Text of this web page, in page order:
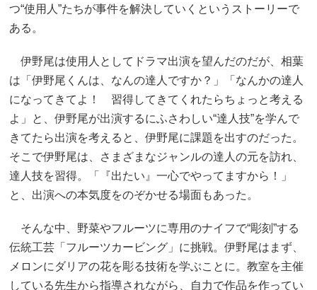
つ“使用人”たちが事件を解決していくというストーリーで
ある。
伊野尾は使用人としてドラマ出演を望んだのだが、相葉
は「伊野尾くんは、なんの達人ですか？」「なんかの達人
になってきてよ！ 習得してきてくれたらちょっと考える
よ」と、伊野尾が出演するにふさわしい“達人技”を学んで
きてたら出演を考えると、伊野尾に課題を出すのだった。
そこで伊野尾は、さまざまなジャンルの達人の元を訪れ、
達人技を習得。「『出たい』一心でやってますから！」
と、出演への本気度をのぞかせる場面もあった。
そんな中、野菜やフルーツに専用のナイフで“彫刻”する
伝統工芸「フルーツカービング」に挑戦。伊野尾はまず、
メロンにダリアの花を彫る技術を学ぶことに。教室を主催
している先生から指導されながら、自力で作品を作ってい